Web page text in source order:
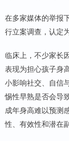
在多家媒体的举报
行立案调查，认定
临床上，不少家长
表现为担心孩子身
小影响社交、自信
惕性早熟是否会导
成年身高难以预测
性、有效性和潜在